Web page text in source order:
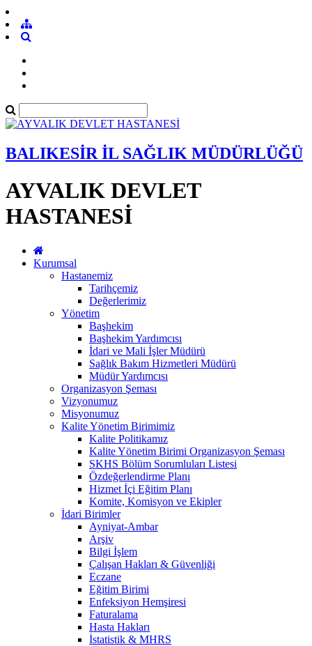
BALIKESİR İL SAĞLIK MÜDÜRLÜĞÜ
AYVALIK DEVLET
HASTANESİ
Kurumsal
Hastanemiz
Tarihçemiz
Değerlerimiz
Yönetim
Başhekim
Başhekim Yardımcısı
İdari ve Mali İşler Müdürü
Sağlık Bakım Hizmetleri Müdürü
Müdür Yardımcısı
Organizasyon Şeması
Vizyonumuz
Misyonumuz
Kalite Yönetim Birimimiz
Kalite Politikamız
Kalite Yönetim Birimi Organizasyon Şeması
SKHS Bölüm Sorumluları Listesi
Özdeğerlendirme Planı
Hizmet İçi Eğitim Planı
Komite, Komisyon ve Ekipler
İdari Birimler
Ayniyat-Ambar
Arşiv
Bilgi İşlem
Çalışan Hakları & Güvenliği
Eczane
Eğitim Birimi
Enfeksiyon Hemşiresi
Faturalama
Hasta Hakları
İstatistik & MHRS